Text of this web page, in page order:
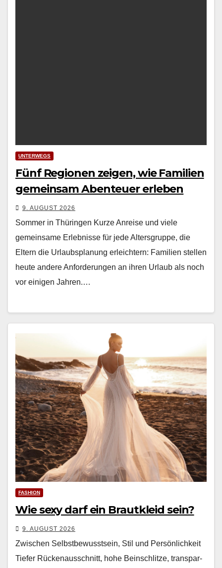
UNTERWEGS
Fünf Regionen zeigen, wie Familien
gemeinsam Abenteuer erleben
9. AUGUST 2026
Sommer in Thüringen Kurze Anreise und viele
gemein­same Erleb­nisse für jede Alters­gruppe, die
Eltern die Urlaub­s­pla­nung erle­ichtern: Fam­i­lien stellen
heute andere Anforderun­gen an ihren Urlaub als noch
vor eini­gen Jahren.…
FASHION
Wie sexy darf ein Brautkleid sein?
9. AUGUST 2026
Zwischen Selbstbewusstsein, Stil und Persönlichkeit
Tiefer Rück­e­nauss­chnitt, hohe Bein­schlitze, trans­par­